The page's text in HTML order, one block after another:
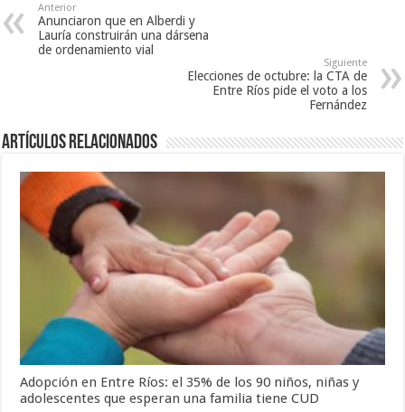
Anterior
Anunciaron que en Alberdi y
Lauría construirán una dársena
de ordenamiento vial
Siguiente
Elecciones de octubre: la CTA de
Entre Ríos pide el voto a los
Fernández
Artículos Relacionados
Adopción en Entre Ríos: el 35% de los 90 niños, niñas y
adolescentes que esperan una familia tiene CUD